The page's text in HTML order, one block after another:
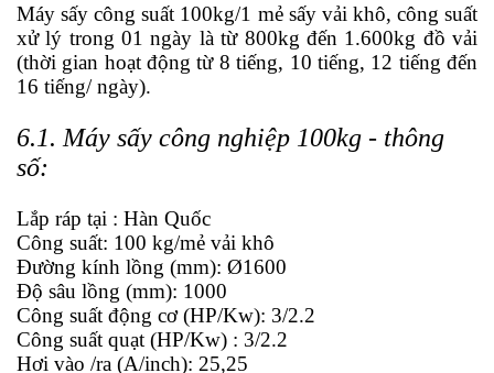
Máy sấycông suất 100kg/1 mẻ sấy vải khô, công suất
xử lý trong 01 ngày là từ 800kg đến 1.600kg đồ vải
(thời gian hoạt động từ 8 tiếng, 10 tiếng, 12 tiếng đến
16 tiếng/ ngày).
6.1. Máy sấy công nghiệp 100kg - thông
số:
Lắp ráp tại : Hàn Quốc
Công suất: 100 kg/mẻ vải khô
Đường kính lồng (mm): Ø1600
Độ sâu lồng (mm): 1000
Công suất động cơ (HP/Kw): 3/2.2
Công suất quạt (HP/Kw) : 3/2.2
Hơi vào /ra (A/inch): 25,25